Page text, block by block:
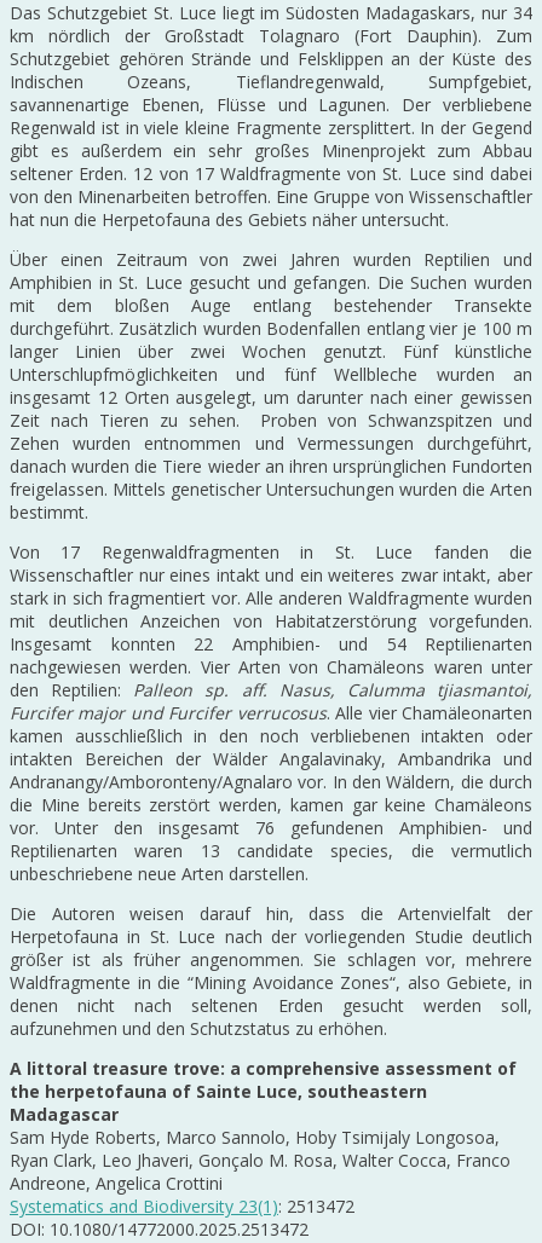
Das Schutzgebiet St. Luce liegt im Südosten Madagaskars, nur 34
km nördlich der Großstadt Tolagnaro (Fort Dauphin). Zum
Schutzgebiet gehören Strände und Felsklippen an der Küste des
Indischen Ozeans, Tieflandregenwald, Sumpfgebiet,
savannenartige Ebenen, Flüsse und Lagunen. Der verbliebene
Regenwald ist in viele kleine Fragmente zersplittert. In der Gegend
gibt es außerdem ein sehr großes Minenprojekt zum Abbau
seltener Erden. 12 von 17 Waldfragmente von St. Luce sind dabei
von den Minenarbeiten betroffen. Eine Gruppe von Wissenschaftler
hat nun die Herpetofauna des Gebiets näher untersucht.
Über einen Zeitraum von zwei Jahren wurden Reptilien und
Amphibien in St. Luce gesucht und gefangen. Die Suchen wurden
mit dem bloßen Auge entlang bestehender Transekte
durchgeführt. Zusätzlich wurden Bodenfallen entlang vier je 100 m
langer Linien über zwei Wochen genutzt. Fünf künstliche
Unterschlupfmöglichkeiten und fünf Wellbleche wurden an
insgesamt 12 Orten ausgelegt, um darunter nach einer gewissen
Zeit nach Tieren zu sehen. Proben von Schwanzspitzen und
Zehen wurden entnommen und Vermessungen durchgeführt,
danach wurden die Tiere wieder an ihren ursprünglichen Fundorten
freigelassen. Mittels genetischer Untersuchungen wurden die Arten
bestimmt.
Von 17 Regenwaldfragmenten in St. Luce fanden die
Wissenschaftler nur eines intakt und ein weiteres zwar intakt, aber
stark in sich fragmentiert vor. Alle anderen Waldfragmente wurden
mit deutlichen Anzeichen von Habitatzerstörung vorgefunden.
Insgesamt konnten 22 Amphibien- und 54 Reptilienarten
nachgewiesen werden. Vier Arten von Chamäleons waren unter
den Reptilien: Palleon sp. aff. Nasus, Calumma tjiasmantoi,
Furcifer major und Furcifer verrucosus. Alle vier Chamäleonarten
kamen ausschließlich in den noch verbliebenen intakten oder
intakten Bereichen der Wälder Angalavinaky, Ambandrika und
Andranangy/Amboronteny/Agnalaro vor. In den Wäldern, die durch
die Mine bereits zerstört werden, kamen gar keine Chamäleons
vor. Unter den insgesamt 76 gefundenen Amphibien- und
Reptilienarten waren 13 candidate species, die vermutlich
unbeschriebene neue Arten darstellen.
Die Autoren weisen darauf hin, dass die Artenvielfalt der
Herpetofauna in St. Luce nach der vorliegenden Studie deutlich
größer ist als früher angenommen. Sie schlagen vor, mehrere
Waldfragmente in die “Mining Avoidance Zones“, also Gebiete, in
denen nicht nach seltenen Erden gesucht werden soll,
aufzunehmen und den Schutzstatus zu erhöhen.
A littoral treasure trove: a comprehensive assessment of
the herpetofauna of Sainte Luce, southeastern
Madagascar
Sam Hyde Roberts, Marco Sannolo, Hoby Tsimijaly Longosoa,
Ryan Clark, Leo Jhaveri, Gonçalo M. Rosa, Walter Cocca, Franco
Andreone, Angelica Crottini
Systematics and Biodiversity 23(1): 2513472
DOI: 10.1080/14772000.2025.2513472